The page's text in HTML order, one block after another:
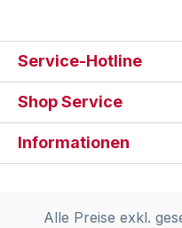
Service-Hotline
Shop Service
Informationen
Alle Preise exkl.